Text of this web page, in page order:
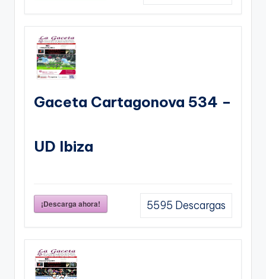
Gaceta Cartagonova 534 –
UD Ibiza
¡Descarga ahora! 5595 Descargas